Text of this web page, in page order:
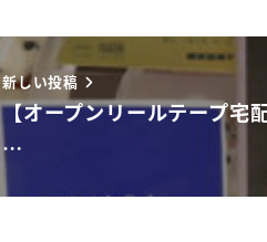
新しい投稿
【オープンリールテープ宅
…